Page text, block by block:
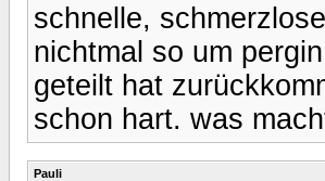
schnelle,
nichtmal so um
geteilt hat
schon hart. was
Pauli